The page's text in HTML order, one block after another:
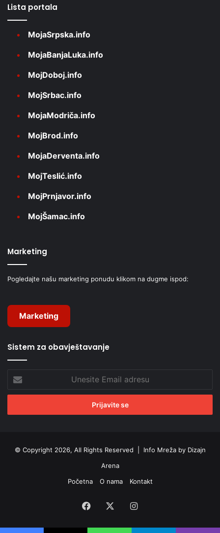
Lista portala
MojaSrpska.info
MojaBanjaLuka.info
MojDoboj.info
MojSrbac.info
MojaModriča.info
MojBrod.info
MojaDerventa.info
MojTeslić.info
MojPrnjavor.info
MojŠamac.info
Marketing
Pogledajte našu marketing ponudu klikom na dugme ispod:
Marketing
Sistem za obavještavanje
Email
adresu
© Copyright 2026, All Rights Reserved | Info Mreža by Dizajn
Arena
Početna
O nama Kontakt
Facebook Instagram